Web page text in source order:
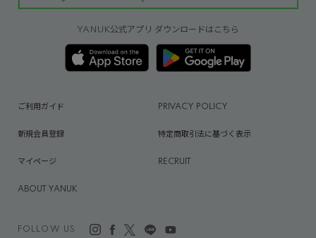
YANUK公式アプリ ダウンロードはこちら
FOLLOW US
ご利用ガイド PRIVACY POLICY
新規会員登録 特定商取引法に基づく表示
マイページ RECRUIT
ABOUT YANUK